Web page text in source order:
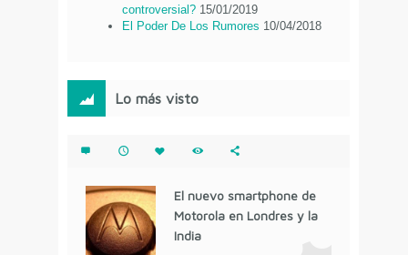
controversial? 15/01/2019
El Poder De Los Rumores 10/04/2018
Lo más visto
El nuevo smartphone de
Motorola en Londres y la
India